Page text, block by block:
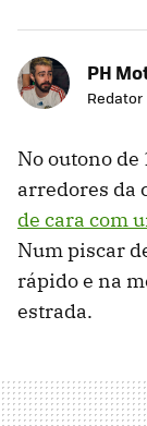
PH
Redator
No outono
arredores da
de cara com
Num piscar
rápido e na
estrada.